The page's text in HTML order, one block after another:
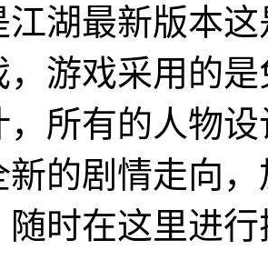
江湖最新版本
，游戏采用的
，所有的人物
新的剧情走向
随时在这里进